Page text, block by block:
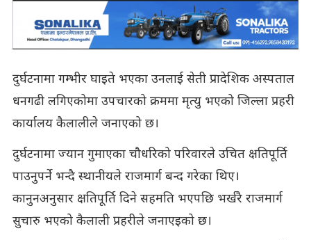
दुर्घटनामा गम्भीर घाइते भएका उनलाई सेती प्रादेशिक अस्पताल
धनगढी लगिएकोमा उपचारको क्रममा मृत्यु भएको जिल्ला प्रहरी
कार्यालय कैलालीले जनाएको छ।
दुर्घटनामा ज्यान गुमाएका चौधरिको परिवारले उचित क्षतिपूर्ति
पाउनुपर्ने भन्दै स्थानीयले राजमार्ग बन्द गरेका थिए।
कानुनअनुसार क्षतिपूर्ति दिने सहमति भएपछि भर्खरै राजमार्ग
सुचारु भएको कैलाली प्रहरीले जनाएइको छ।